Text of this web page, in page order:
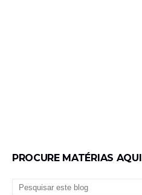
PROCURE MATÉRIAS AQUI